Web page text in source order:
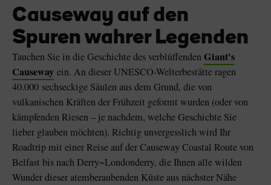
Causeway auf den
Spuren wahrer Legenden
Tauchen Sie in die Geschichte des verblüffendenGiant's
Causeway ein. An dieser UNESCO-Welterbestätte ragen
40.000 sechseckige Säulen aus dem Grund, die von
vulkanischen Kräften der Frühzeit geformt wurden (oder von
kämpfenden Riesen – je nachdem, welche Geschichte Sie
lieber glauben möchten). Richtig unvergesslich wird Ihr
Roadtrip mit einer Reise auf der Causeway Coastal Route von
Belfast bis nach Derry~Londonderry, die Ihnen alle wilden
Wunder dieser atemberaubenden Küste aus nächster Nähe